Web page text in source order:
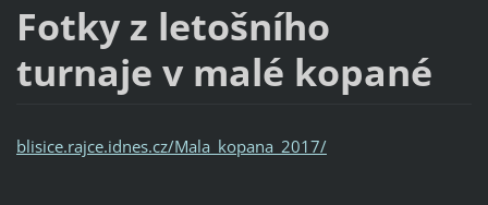
Fotky z letošního
turnaje v malé kopané
blisice.rajce.idnes.cz/Mala_kopana_2017/